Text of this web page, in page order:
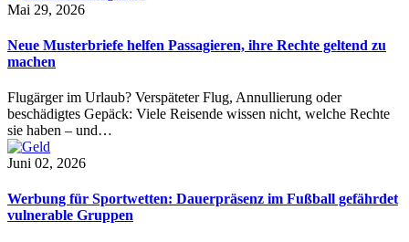
Mai 29, 2026
Neue Musterbriefe helfen Passagieren, ihre Rechte geltend zu
machen
Flugärger im Urlaub? Verspäteter Flug, Annullierung oder
beschädigtes Gepäck: Viele Reisende wissen nicht, welche Rechte
sie haben – und…
Juni 02, 2026
Werbung für Sportwetten: Dauerpräsenz im Fußball gefährdet
vulnerable Gruppen